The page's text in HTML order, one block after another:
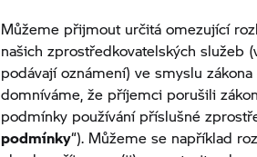
Můžeme přijmout určitá omezující
našich zprostředkovatelských služeb
podávají oznámení) ve smyslu
domníváme, že příjemci porušili
podmínky používání příslušné
podmínky“). Můžeme se například